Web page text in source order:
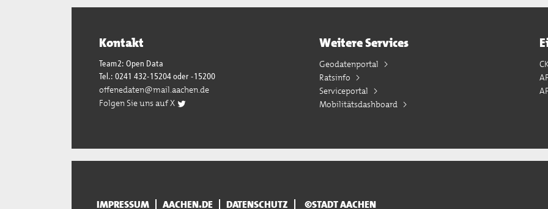
Kontakt
Team2: Open Data
Tel.: 0241 432-15204 oder -15200
offenedaten@mail.aachen.de
Folgen Sie uns auf X
Weitere Services
Geodatenportal
Ratsinfo
Serviceportal
Mobilitätsdashboard
IMPRESSUM AACHEN.DE DATENSCHUTZ ©STADT AACHEN